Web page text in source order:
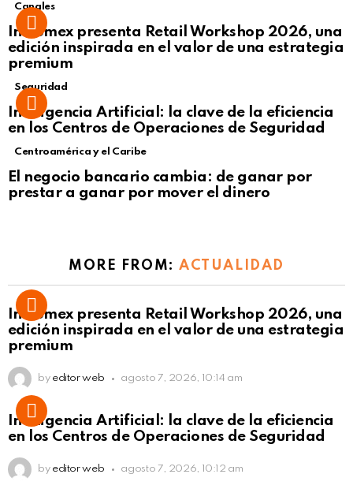
Canales
Intcomex presenta Retail Workshop 2026, una
edición inspirada en el valor de una estrategia
premium
Seguridad
Inteligencia Artificial: la clave de la eficiencia
en los Centros de Operaciones de Seguridad
Centroamérica y el Caribe
El negocio bancario cambia: de ganar por
prestar a ganar por mover el dinero
MORE FROM:ACTUALIDAD
Intcomex presenta Retail Workshop 2026, una
edición inspirada en el valor de una estrategia
premium
by editor web agosto 7, 2026, 10:14 am
Inteligencia Artificial: la clave de la eficiencia
en los Centros de Operaciones de Seguridad
by editor web agosto 7, 2026, 10:12 am